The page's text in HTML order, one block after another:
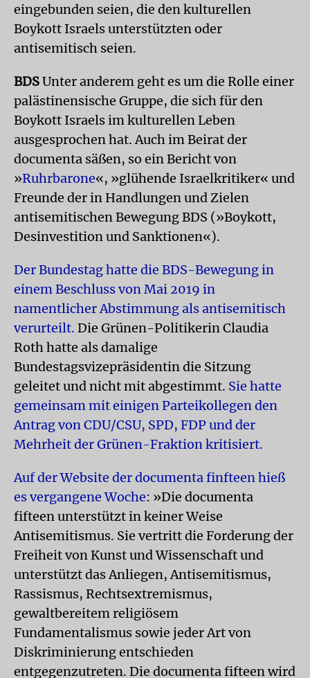
eingebunden seien, die den kulturellen
Boykott Israels unterstützten oder
antisemitisch seien.
BDSUnter anderem geht es um die Rolle einer
palästinensische Gruppe, die sich für den
Boykott Israels im kulturellen Leben
ausgesprochen hat. Auch im Beirat der
documenta säßen, so ein Bericht von
»Ruhrbarone«, »glühende Israelkritiker« und
Freunde der in Handlungen und Zielen
antisemitischen Bewegung BDS (»Boykott,
Desinvestition und Sanktionen«).
Der Bundestag hatte die BDS-Bewegung in
einem Beschluss von Mai 2019 in
namentlicher Abstimmung als antisemitisch
verurteilt. Die Grünen-Politikerin Claudia
Roth hatte als damalige
Bundestagsvizepräsidentin die Sitzung
geleitet und nicht mit abgestimmt. Sie hatte
gemeinsam mit einigen Parteikollegen den
Antrag von CDU/CSU, SPD, FDP und der
Mehrheit der Grünen-Fraktion kritisiert.
Auf der Website der documenta finfteen hieß
es vergangene Woche: »Die documenta
fifteen unterstützt in keiner Weise
Antisemitismus. Sie vertritt die Forderung der
Freiheit von Kunst und Wissenschaft und
unterstützt das Anliegen, Antisemitismus,
Rassismus, Rechtsextremismus,
gewaltbereitem religiösem
Fundamentalismus sowie jeder Art von
Diskriminierung entschieden
entgegenzutreten. Die documenta fifteen wird